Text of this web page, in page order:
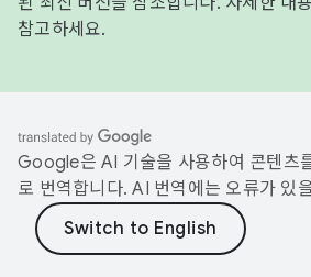
참고하세요.
Google은 AI 기술을 사용하여 콘텐츠
로 번역합니다. AI 번역에는 오류가 있